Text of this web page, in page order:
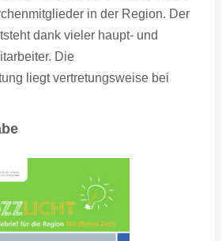
in der Region. Der
dank vieler haupt- und
Die
liegt vertretungsweise bei